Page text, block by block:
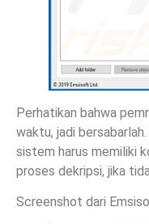
Perhatikan bahwa
waktu, jadi
sistem harus memiliki
proses dekripsi, jika
Screenshot dari